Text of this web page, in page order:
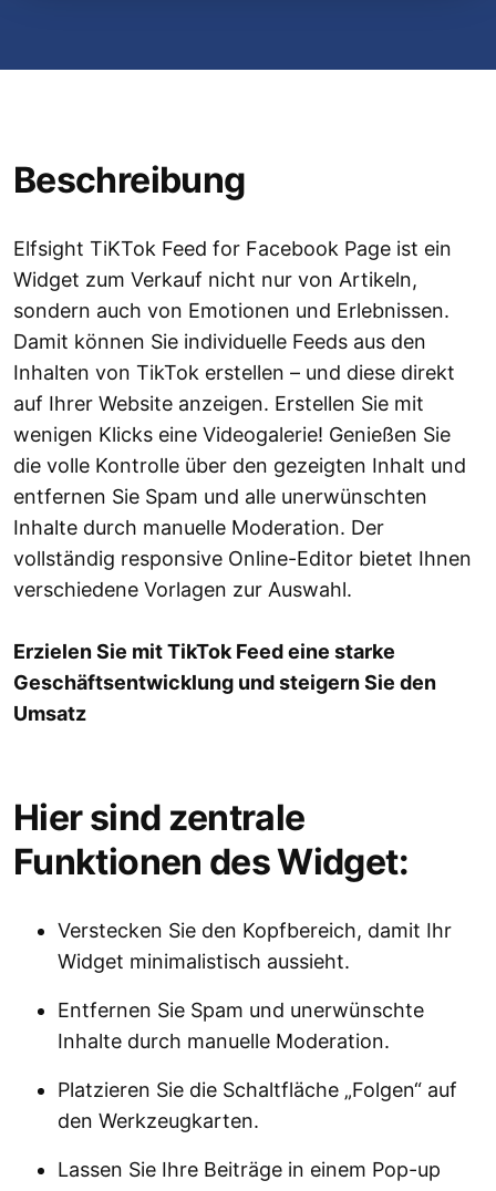
Beschreibung
Elfsight TiKTok Feed for Facebook Page ist ein
Widget zum Verkauf nicht nur von Artikeln,
sondern auch von Emotionen und Erlebnissen.
Damit können Sie individuelle Feeds aus den
Inhalten von TikTok erstellen – und diese direkt
auf Ihrer Website anzeigen. Erstellen Sie mit
wenigen Klicks eine Videogalerie! Genießen Sie
die volle Kontrolle über den gezeigten Inhalt und
entfernen Sie Spam und alle unerwünschten
Inhalte durch manuelle Moderation. Der
vollständig responsive Online-Editor bietet Ihnen
verschiedene Vorlagen zur Auswahl.
Erzielen Sie mit TikTok Feed eine starke
Geschäftsentwicklung und steigern Sie den
Umsatz
Hier sind zentrale
Funktionen des Widget:
Verstecken Sie den Kopfbereich, damit Ihr
Widget minimalistisch aussieht.
Entfernen Sie Spam und unerwünschte
Inhalte durch manuelle Moderation.
Platzieren Sie die Schaltfläche „Folgen“ auf
den Werkzeugkarten.
Lassen Sie Ihre Beiträge in einem Pop-up